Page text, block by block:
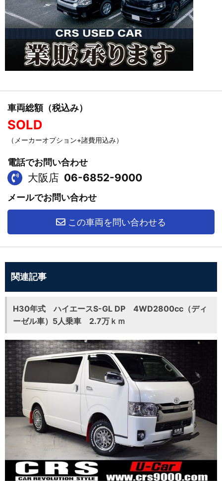
車両総額（税込み）
SOLD
（メーカーオプション+諸費用込み）
電話でお問い合わせ
大阪店 06-6852-9000
メールでお問い合わせ
この車両を問い合わせる
関連記事
H30年式 ハイエースS-GL DP 4WD2800cc（ディ
ーゼル車）5人乗車 2.7万ｋｍ